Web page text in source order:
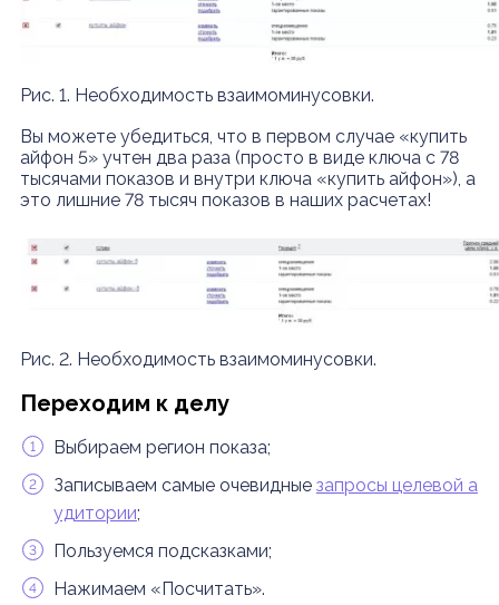
Рис. 1. Необходимость взаимоминусовки.
Вы можете убедиться, что в первом случае «купить
айфон 5» учтен два раза (просто в виде ключа с 78
тысячами показов и внутри ключа «купить айфон»), а
это лишние 78 тысяч показов в наших расчетах!
Рис. 2. Необходимость взаимоминусовки.
Переходим к делу
Выбираем регион показа;
Записываем самые очевидные запросы целевой а
удитории;
Пользуемся подсказками;
Нажимаем «Посчитать».